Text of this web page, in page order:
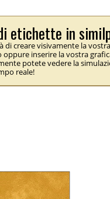
etichette in
di creare visivamente la
inserire la vostra
potete vedere la
reale!